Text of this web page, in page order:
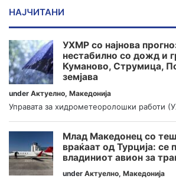
НАЈЧИТАНИ
УХМР со најнова
нестабилно со дожд и
Куманово, Струмица,
земјава
under Актуелно, Македонија
Управата за хидрометеоролошки работи
Млад Македонец со
враќаат од Турција: се
владиниот авион за
under Актуелно, Македонија